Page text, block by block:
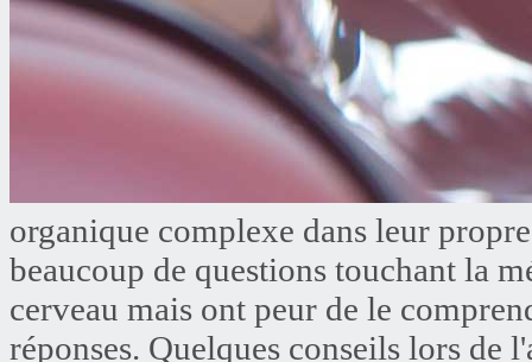
organique complexe dans leur
beaucoup de questions touchant la
cerveau mais ont peur de le
réponses. Quelques conseils lors de